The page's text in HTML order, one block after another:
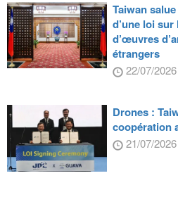
Taiwan
d’une loi
d’œuvres
étrangers
22/07/2026
Drones :
coopération
21/07/2026